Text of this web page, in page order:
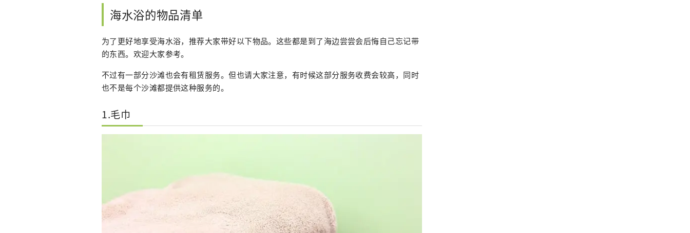
海水浴的物品清单
为了更好地享受海水浴，推荐大家带好以下物品。这些都是到了海边尝尝会后悔自己忘记带
的东西。欢迎大家参考。
不过有一部分沙滩也会有租赁服务。但也请大家注意，有时候这部分服务收费会较高，同时
也不是每个沙滩都提供这种服务的。
1.毛巾